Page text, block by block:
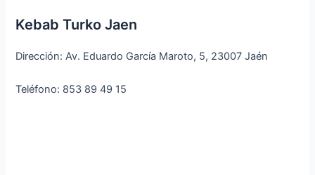
Kebab Turko Jaen
Dirección: Av. Eduardo García Maroto, 5, 23007 Jaén
Teléfono: 853 89 49 15